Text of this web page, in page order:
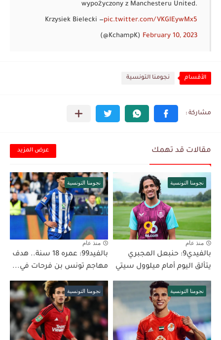
wypożyczony z Manchesteru United.
pic.twitter.com/VKGIEywMx5
— Krzysiek Bielecki
(@KchampK) February 10, 2023
الأقسام نجومنا التونسية
مقالات قد تهمك عرض المزيد
نجومنا التونسية
منذ عام
بالفيدي9: حنبعل المجبري
يتألق اليوم أمام ميلوول سيتي
نجومنا التونسية
منذ عام
بالفيد99: عمره 18 سنة.. هدف
مهاجم تونس بن فرحات في...
نجومنا التونسية نجومنا التونسية